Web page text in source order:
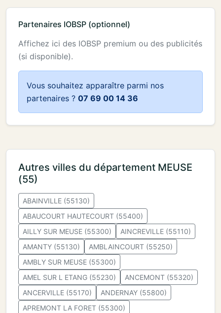
Partenaires IOBSP (optionnel)
Affichez ici des IOBSP premium ou des publicités
(si disponible).
Vous souhaitez apparaître parmi nos
partenaires ? 07 69 00 14 36
Autres villes du département MEUSE
(55)
ABAINVILLE (55130)
ABAUCOURT HAUTECOURT (55400)
AILLY SUR MEUSE (55300)
AINCREVILLE (55110)
AMANTY (55130)
AMBLAINCOURT (55250)
AMBLY SUR MEUSE (55300)
AMEL SUR L ETANG (55230)
ANCEMONT (55320)
ANCERVILLE (55170)
ANDERNAY (55800)
APREMONT LA FORET (55300)